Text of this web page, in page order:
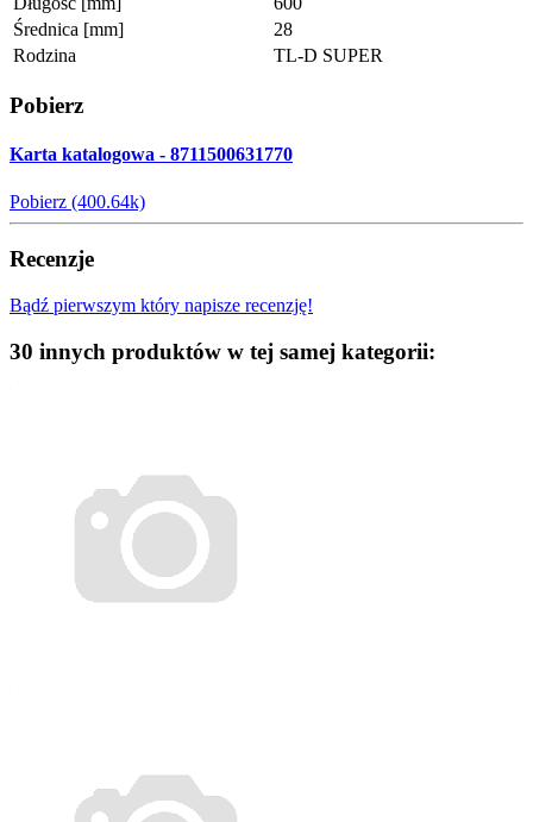
Średnica [mm]
28
Rodzina
TL-D SUPER
Pobierz
Karta katalogowa - 8711500631770
Pobierz (400.64k)
Recenzje
Bądź pierwszym który napisze recenzję!
30 innych produktów w tej samej kategorii: